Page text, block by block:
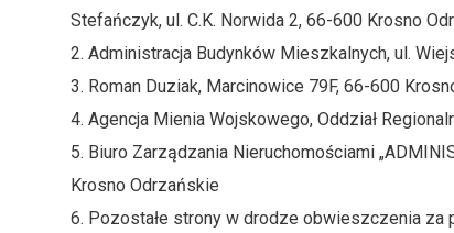
Stefańczyk, ul. C.K. Norwida 2, 66-600 Krosno
2. Administracja Budynków Mieszkalnych, ul.
3. Roman Duziak, Marcinowice 79F, 66-600
4. Agencja Mienia Wojskowego, Oddział
5. Biuro Zarządzania Nieruchomościami
Krosno Odrzańskie
6. Pozostałe strony w drodze obwieszczenia za